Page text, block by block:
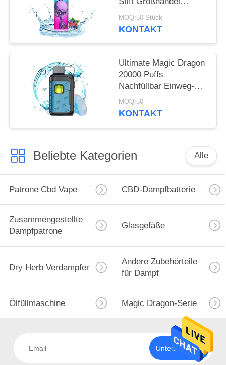
Wiederaufladbare
Batterie Vape
MOQ:50 Stück
KONTAKT
Ultimate Magic Dragon
20000 Puffs
Nachfüllbar Einweg-
Vape mit Boost-Modus
MOQ:50
KONTAKT
Beliebte Kategorien Alle
Patrone Cbd Vape CBD-Dampfbatterie
Zusammengestellte
Dampfpatrone
Glasgefäße
Dry Herb Verdampfer
Andere Zubehörteile
für Dampf
Ölfüllmaschine Magic Dragon-Serie
Unterzeichnen